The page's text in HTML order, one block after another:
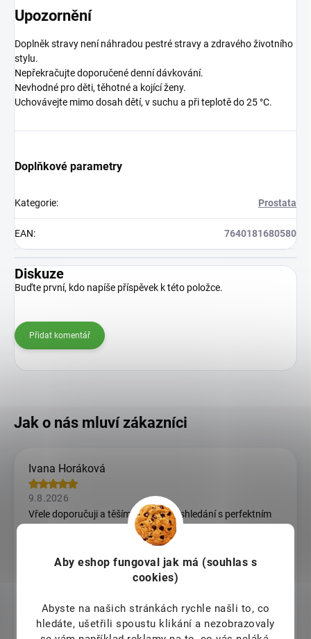
Aby eshop fungoval jak má (souhlas s
cookies)
Abyste na našich stránkách rychle našli to, co
hledáte, ušetřili spoustu klikání a nezobrazovaly
Upozornění
Doplněk stravy není náhradou pestré stravy a zdravého životního
stylu.
Nepřekračujte doporučené denní dávkování.
Nevhodné pro děti, těhotné a kojící ženy.
Uchovávejte mimo dosah dětí, v suchu a při teplotě do 25 °C.
Doplňkové parametry
Kategorie: Prostata
EAN: 7640181680580
Diskuze
Buďte první, kdo napíše příspěvek k této položce.
Přidat komentář
Ivana Horáková
9.8.2026
Vřele doporučuji a těším se opět na shledání s perfektním
obchudkem a profesionálním přístupem
Ondřej Šlehofer
Věra Doležalová